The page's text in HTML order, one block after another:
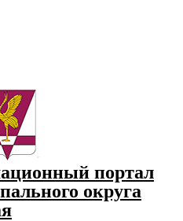
портал
округа